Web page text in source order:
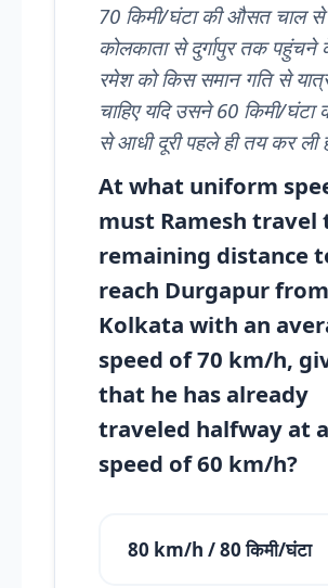
70 किमी/घंटा की औसत चाल से
कोलकाता से दुर्गापुर तक पहुंचने
रमेश को किस समान गति से
चाहिए यदि उसने 60 किमी/घंटा
से आधी दूरी पहले ही तय कर ली
At what uniform
must Ramesh travel
remaining distance
reach Durgapur from
Kolkata with an
speed of 70 km/h,
that he has already
traveled halfway at a
speed of 60 km/h?
80 km/h / 80 किमी/घंटा